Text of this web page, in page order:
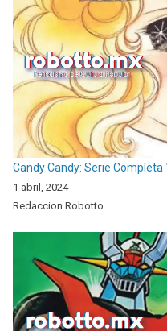
Candy Candy: Serie Completa
1 abril, 2024
Redaccion Robotto